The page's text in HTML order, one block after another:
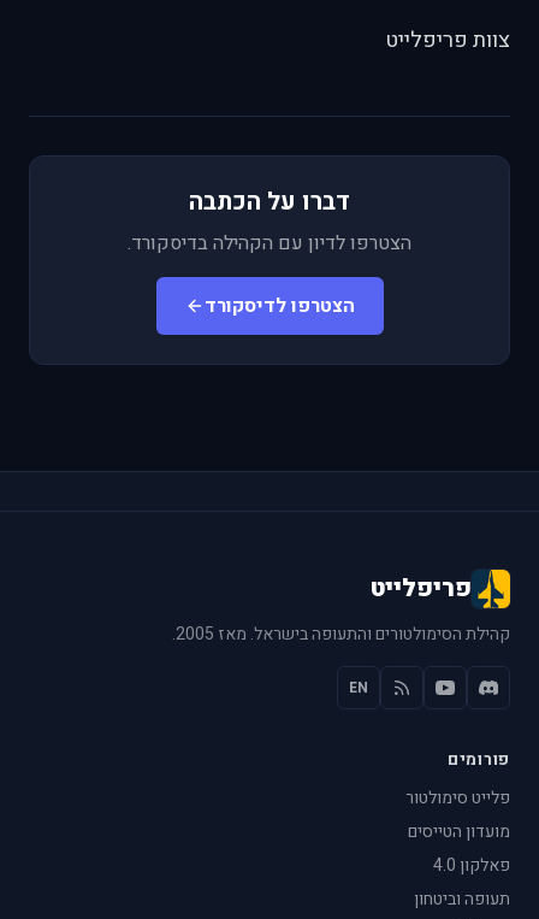
צוות פריפלייט
דברו על הכתבה
הצטרפו לדיון עם הקהילה בדיסקורד.
הצטרפו לדיסקורד
פריפלייט
קהילת הסימולטורים והתעופה בישראל. מאז 2005.
EN
פורומים
פלייט סימולטור
מועדון הטייסים
פאלקון 4.0
תעופה וביטחון